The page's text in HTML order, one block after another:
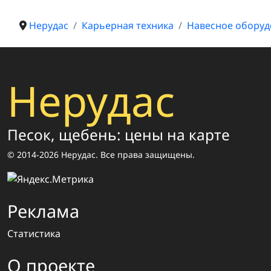
Нерудас Карьерная техника Навесное
Нерудас
Песок, щебень: цены на карте
© 2014-2026 Нерудас. Все права защищены.
Реклама
Статистика
О проекте